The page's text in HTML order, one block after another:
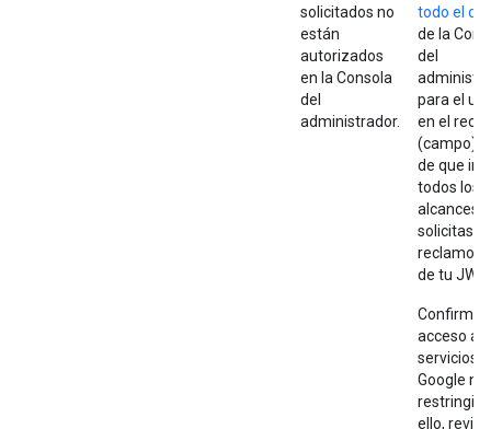
solicitados no
están
autorizados
en la Consola
del
administrador.
todo el
de la
del
para el
en el
(campo)
de que
todos los
alcances
solicitas
reclamo
de tu JWT.
Confirma
acceso a
servicios
Google no
ello, revisa